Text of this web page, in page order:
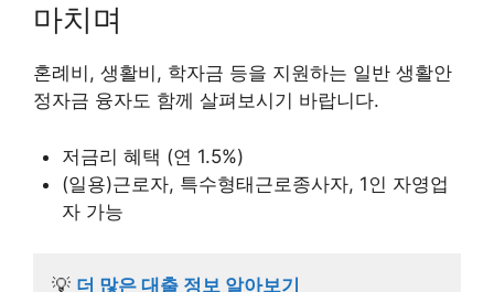
마치며
혼례비, 생활비, 학자금 등을 지원하는 일반 생활안
정자금 융자도 함께 살펴보시기 바랍니다.
저금리 혜택 (연 1.5%)
(일용)근로자, 특수형태근로종사자, 1인 자영업
자 가능
💡 더 많은 대출 정보 알아보기